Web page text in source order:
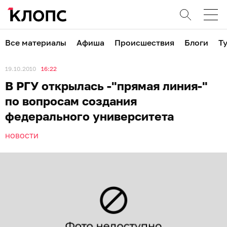
Все материалы Афиша Происшествия Блоги
19.10.2010 16:22
В РГУ открылась -"прямая линия-"
по вопросам создания
федерального университета
НОВОСТИ